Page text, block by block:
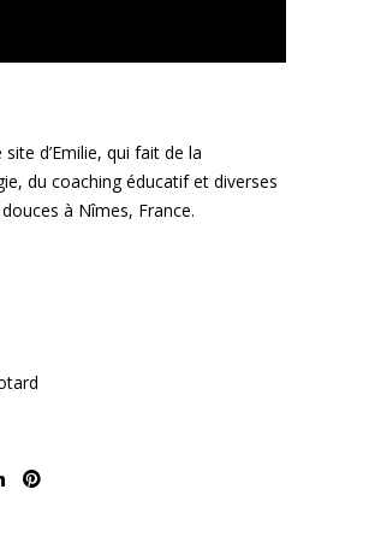
site d’Emilie, qui fait de la
du coaching éducatif et diverses
à Nîmes, France.